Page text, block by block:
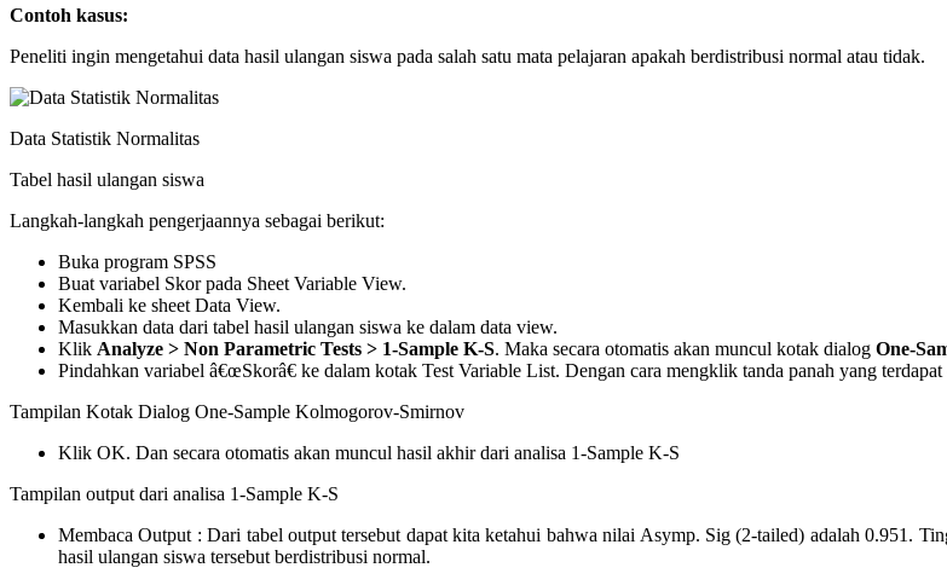
Contoh kasus:
Peneliti ingin mengetahui data hasil ulangan siswa pada salah satu mata pelajaran apakah berdistribusi normal atau tidak.
Data Statistik Normalitas
Tabel hasil ulangan siswa
Langkah-langkah pengerjaannya sebagai berikut:
Buka program SPSS
Buat variabel Skor pada Sheet Variable View.
Kembali ke sheet Data View.
Masukkan data dari tabel hasil ulangan siswa ke dalam data view.
Klik Analyze > Non Parametric Tests > 1-Sample K-S. Maka secara otomatis akan muncul kotak dialog One-
Pindahkan variabel â€œSkorâ€ ke dalam kotak Test Variable List. Dengan cara mengklik tanda panah yang terdapat
Tampilan Kotak Dialog One-Sample Kolmogorov-Smirnov
Klik OK. Dan secara otomatis akan muncul hasil akhir dari analisa 1-Sample K-S
Tampilan output dari analisa 1-Sample K-S
Membaca Output : Dari tabel output tersebut dapat kita ketahui bahwa nilai Asymp. Sig (2-tailed) adalah 0.951.
hasil ulangan siswa tersebut berdistribusi normal.